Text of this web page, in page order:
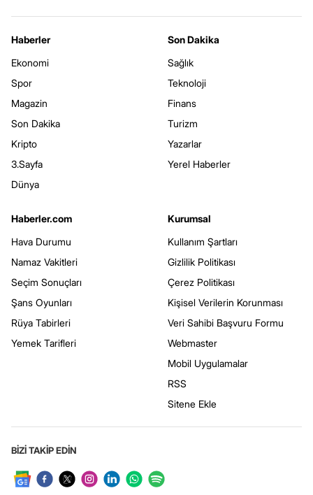
Haberler
Ekonomi
Spor
Magazin
Son Dakika
Kripto
3.Sayfa
Dünya
Son Dakika
Sağlık
Teknoloji
Finans
Turizm
Yazarlar
Yerel Haberler
Haberler.com
Hava Durumu
Namaz Vakitleri
Seçim Sonuçları
Şans Oyunları
Rüya Tabirleri
Yemek Tarifleri
Kurumsal
Kullanım Şartları
Gizlilik Politikası
Çerez Politikası
Kişisel Verilerin Korunması
Veri Sahibi Başvuru Formu
Webmaster
Mobil Uygulamalar
RSS
Sitene Ekle
BİZİ TAKİP EDİN